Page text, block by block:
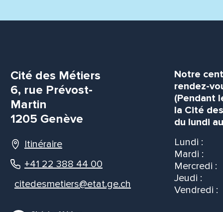
Cité des Métiers
6, rue Prévost-
Martin
1205 Genève
Itinéraire
+41 22 388 44 00
citedesmetiers@etat.ge.ch
Notre
rendez-
(Pendant
la Cité
du lundi
Lundi :
Mardi :
Mercredi :
Jeudi :
Vendredi :